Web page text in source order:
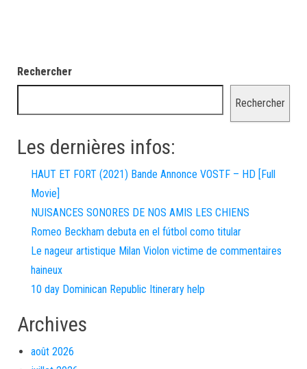
Rechercher
Rechercher
Les dernières infos:
HAUT ET FORT (2021) Bande Annonce VOSTF – HD [Full
Movie]
NUISANCES SONORES DE NOS AMIS LES CHIENS
Romeo Beckham debuta en el fútbol como titular
Le nageur artistique Milan Violon victime de commentaires
haineux
10 day Dominican Republic Itinerary help
Archives
août 2026